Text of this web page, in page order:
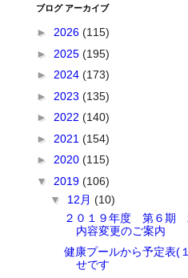
ブログ アーカイブ
► 2026(115)
► 2025(195)
► 2024(173)
► 2023(135)
► 2022(140)
► 2021(154)
► 2020(115)
▼ 2019(106)
▼ 12月(10)
２０１９年度 第６期
内容変更のご案内
健康プールから予定表(
せです